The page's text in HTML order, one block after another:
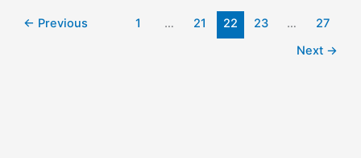
← Previous 1 … 21 22 23 …
27
Next →